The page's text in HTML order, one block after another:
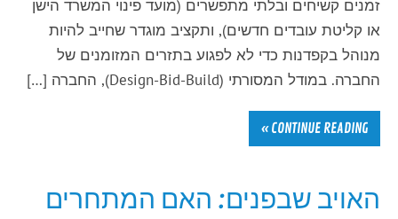
זמנים קשיחים ובלתי מתפשרים (מועד פינוי המשרד הישן
או קליטת עובדים חדשים), ותקציב מוגדר שחייב להיות
מנוהל בקפדנות כדי לא לפגוע בתזרים המזומנים של
החברה. במודל המסורתי (Design-Bid-Build), החברה […]
CONTINUE READING »
האויב שבפנים: האם המתחרים